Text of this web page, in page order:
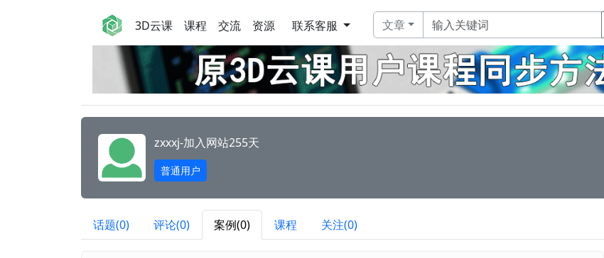
3D云课 课程 交流 资源 联系客服 文章
zxxxj-加入网站255天
普通用户
话题(0) 评论(0) 案例(0) 课程 关注(0)